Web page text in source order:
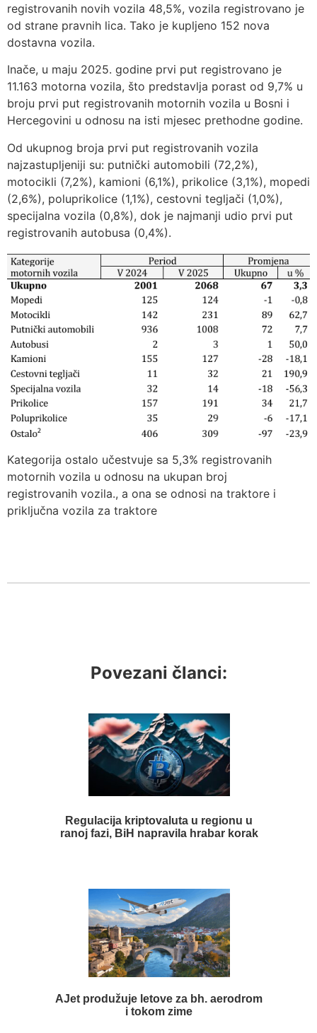
registrovanih novih vozila 48,5%, vozila registrovano je
od strane pravnih lica. Tako je kupljeno 152 nova
dostavna vozila.
Inače, u maju 2025. godine prvi put registrovano je
11.163 motorna vozila, što predstavlja porast od 9,7% u
broju prvi put registrovanih motornih vozila u Bosni i
Hercegovini u odnosu na isti mjesec prethodne godine.
Od ukupnog broja prvi put registrovanih vozila
najzastupljeniji su: putnički automobili (72,2%),
motocikli (7,2%), kamioni (6,1%), prikolice (3,1%), mopedi
(2,6%), poluprikolice (1,1%), cestovni tegljači (1,0%),
specijalna vozila (0,8%), dok je najmanji udio prvi put
registrovanih autobusa (0,4%).
Kategorija ostalo učestvuje sa 5,3% registrovanih
motornih vozila u odnosu na ukupan broj
registrovanih vozila., a ona se odnosi na traktore i
priključna vozila za traktore
Povezani članci:
Regulacija kriptovaluta u regionu u
ranoj fazi, BiH napravila hrabar korak
AJet produžuje letove za bh. aerodrom
i tokom zime